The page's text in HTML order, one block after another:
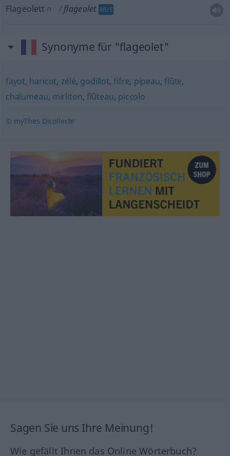
Flageolett n flageolet MUS
Synonyme für "flageolet"
fayot, haricot, zélé, godillot,fifre, pipeau,flûte,
chalumeau, mirliton, flûteau, piccolo
© myThes Dicollecte
Sagen Sie uns Ihre Meinung!
Wie gefällt Ihnen das Online Wörterbuch?